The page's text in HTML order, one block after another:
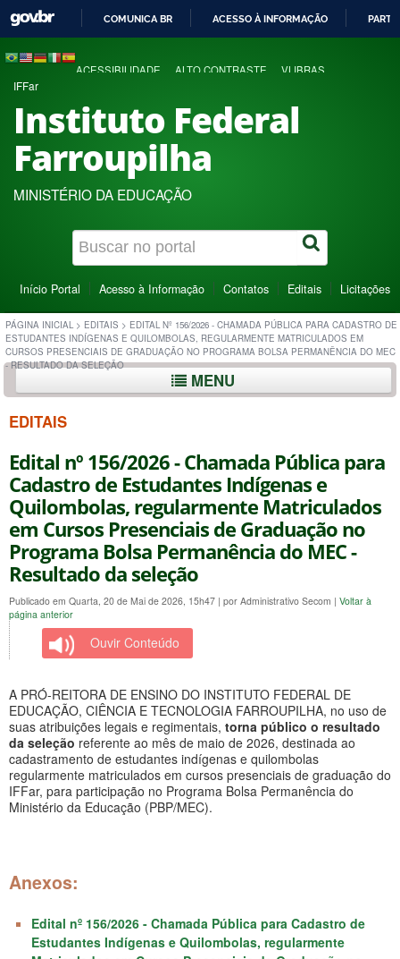
COMUNICA BR ACESSO À INFORMAÇÃO
ACESSIBILIDADE ALTO CONTRASTE VLIBRAS
IFFar
Instituto Federal
Farroupilha
MINISTÉRIO DA EDUCAÇÃO
Início Portal Acesso à Informação Contatos Editais Licitações
PÁGINA INICIAL > EDITAIS > EDITAL Nº 156/2026 - CHAMADA PÚBLICA PARA CADASTRO DE
ESTUDANTES INDÍGENAS E QUILOMBOLAS, REGULARMENTE MATRICULADOS EM
CURSOS PRESENCIAIS DE GRADUAÇÃO NO PROGRAMA BOLSA PERMANÊNCIA DO MEC
- RESULTADO DA SELEÇÃO
MENU
EDITAIS
Edital nº 156/2026 - Chamada Pública para
Cadastro de Estudantes Indígenas e
Quilombolas, regularmente Matriculados
em Cursos Presenciais de Graduação no
Programa Bolsa Permanência do MEC -
Resultado da seleção
Publicado em Quarta, 20 de Mai de 2026, 15h47 | por Administrativo Secom | Voltar à
página anterior
Ouvir Conteúdo
A PRÓ-REITORA DE ENSINO DO INSTITUTO FEDERAL DE
EDUCAÇÃO, CIÊNCIA E TECNOLOGIA FARROUPILHA, no uso de
suas atribuições legais e regimentais, torna público o resultado
da seleção referente ao mês de maio de 2026, destinada ao
cadastramento de estudantes indígenas e quilombolas
regularmente matriculados em cursos presenciais de graduação do
IFFar, para participação no Programa Bolsa Permanência do
Ministério da Educação (PBP/MEC).
Anexos:
Edital nº 156/2026 - Chamada Pública para Cadastro de
Estudantes Indígenas e Quilombolas, regularmente